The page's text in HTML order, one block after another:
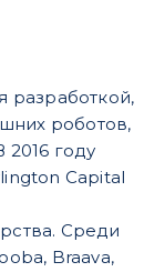
разработкой,
роботов,
году
Capital
Среди
Braava,